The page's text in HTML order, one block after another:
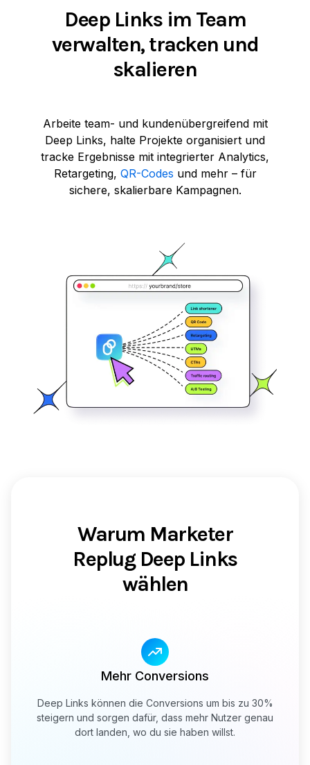
Deep Links im Team
verwalten, tracken und
skalieren
Arbeite team- und kundenübergreifend mit
Deep Links, halte Projekte organisiert und
tracke Ergebnisse mit integrierter Analytics,
Retargeting, QR-Codes und mehr – für
sichere, skalierbare Kampagnen.
Warum Marketer
Replug Deep Links
wählen
Mehr Conversions
Deep Links können die Conversions um bis zu 30%
steigern und sorgen dafür, dass mehr Nutzer genau
dort landen, wo du sie haben willst.